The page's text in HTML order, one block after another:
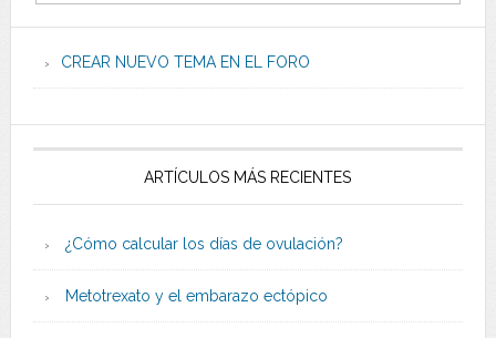
CREAR NUEVO TEMA EN EL FORO
ARTÍCULOS MÁS RECIENTES
¿Cómo calcular los días de ovulación?
Metotrexato y el embarazo ectópico